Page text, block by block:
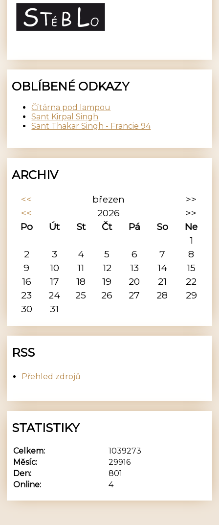
OBLÍBENÉ ODKAZY
Čítárna pod lampou
Sant Kirpal Singh
Sant Thakar Singh - Francie 94
ARCHIV
<< březen
>>
<<
2026
>>
Po
Út St Čt Pá So
Ne
1
2
3 4 5 6 7
8
9
10 11 12 13 14
15
16
17 18 19 20 21
22
23
24 25 26 27 28
29
30
31
RSS
Přehled zdrojů
STATISTIKY
Online: 4
Celkem:
1039273
Měsíc:
29916
Den:
801